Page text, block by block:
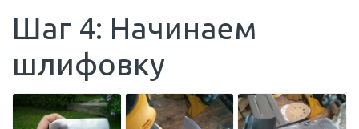
Шаг 4: Начинаем
шлифовку